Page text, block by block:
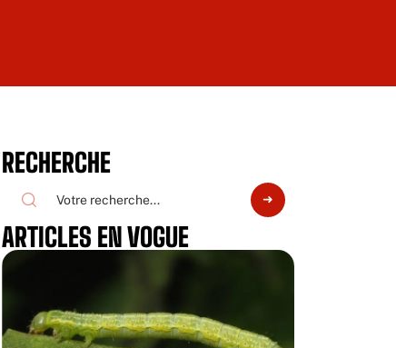
RECHERCHE
ARTICLES EN VOGUE